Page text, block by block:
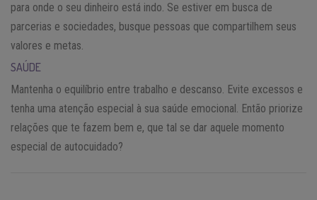
para onde o seu dinheiro está indo. Se estiver em busca de
parcerias e sociedades, busque pessoas que compartilhem seus
valores e metas.
SAÚDE
Mantenha o equilíbrio entre trabalho e descanso. Evite excessos e
tenha uma atenção especial à sua saúde emocional. Então priorize
relações que te fazem bem e, que tal se dar aquele momento
especial de autocuidado?